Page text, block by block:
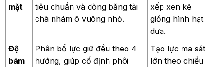
mặt
tiêu chuẩn và dòng băng tải
chà nhám ô vuông nhỏ.
xếp xen kẽ
giống hình hạt
dưa.
Độ
bám
Phân bổ lực giữ đều theo 4
hướng, giúp cố định phôi
Tạo lực ma sát
lớn theo chiều